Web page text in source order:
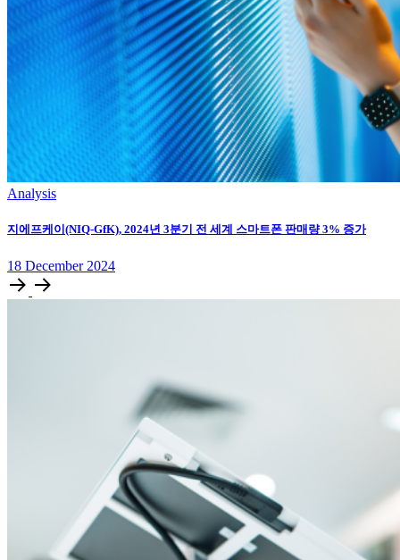
Analysis
지에프케이(NIQ-GfK), 2024년 3분기 전 세계 스마트폰 판매량 3% 증가
18 December 2024